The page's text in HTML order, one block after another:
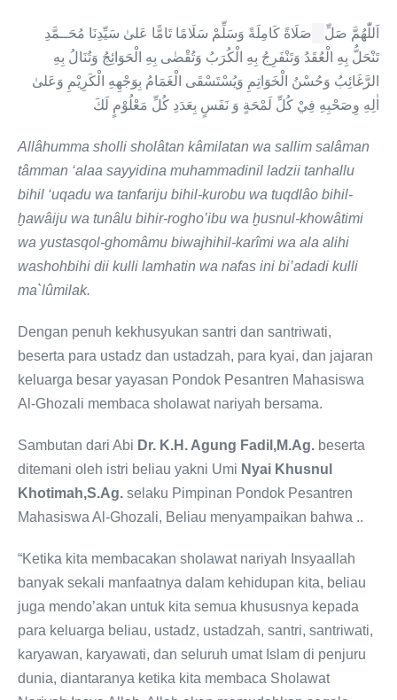
اَللّٰهُمَّ صَلِّ
صَلَاةً كَامِلَةً وَسَلِّمْ سَلَامًا تَامًّا عَلىٰ سَيِّدِنَا مُحَــمَّدِ
تَنْحَلُّ بِهِ الْعُقَدُ وَتَنْفَرِجُ بِهِ الْكُرَبُ وَتُقْضٰى بِهِ الْحَوَائِجُ وَتُنَالُ بِهِ
الرَّغَائِبُ وَحُسْنُ الْخَوَاتِمِ وَيُسْتَسْقَى الْغَمَامُ بِوَجْهِهِ الْكَرِيْمِ وَعَلىٰ
اٰلِهِ وِصَحْبِهِ فِيْ كُلِّ لَمْحَةٍ وَ نَفَسٍ بِعَدَدِ كُلِّ مَعْلُوْمٍ لَكَ
Allâhumma sholli sholâtan kâmilatan wa sallim salâman
tâmman ‘alaa sayyidina muhammadinil ladzii tanhallu
bihil ‘uqadu wa tanfariju bihil-kurobu wa tuqdlâo bihil-
ḫawâiju wa tunâlu bihir-rogho’ibu wa ḫusnul-khowâtimi
wa yustasqol-ghomâmu biwajhihil-karîmi wa ala alihi
washohbihi dii kulli lamhatin wa nafas ini bi’adadi kulli
ma`lûmilak.
Dengan penuh kekhusyukan santri dan santriwati,
beserta para ustadz dan ustadzah, para kyai, dan jajaran
keluarga besar yayasan Pondok Pesantren Mahasiswa
Al-Ghozali membaca sholawat nariyah bersama.
Sambutan dari Abi Dr. K.H. Agung Fadil,M.Ag. beserta
ditemani oleh istri beliau yakni Umi Nyai Khusnul
Khotimah,S.Ag. selaku Pimpinan Pondok Pesantren
Mahasiswa Al-Ghozali, Beliau menyampaikan bahwa ..
“Ketika kita membacakan sholawat nariyah Insyaallah
banyak sekali manfaatnya dalam kehidupan kita, beliau
juga mendo’akan untuk kita semua khususnya kepada
para keluarga beliau, ustadz, ustadzah, santri, santriwati,
karyawan, karyawati, dan seluruh umat Islam di penjuru
dunia, diantaranya ketika kita membaca Sholawat